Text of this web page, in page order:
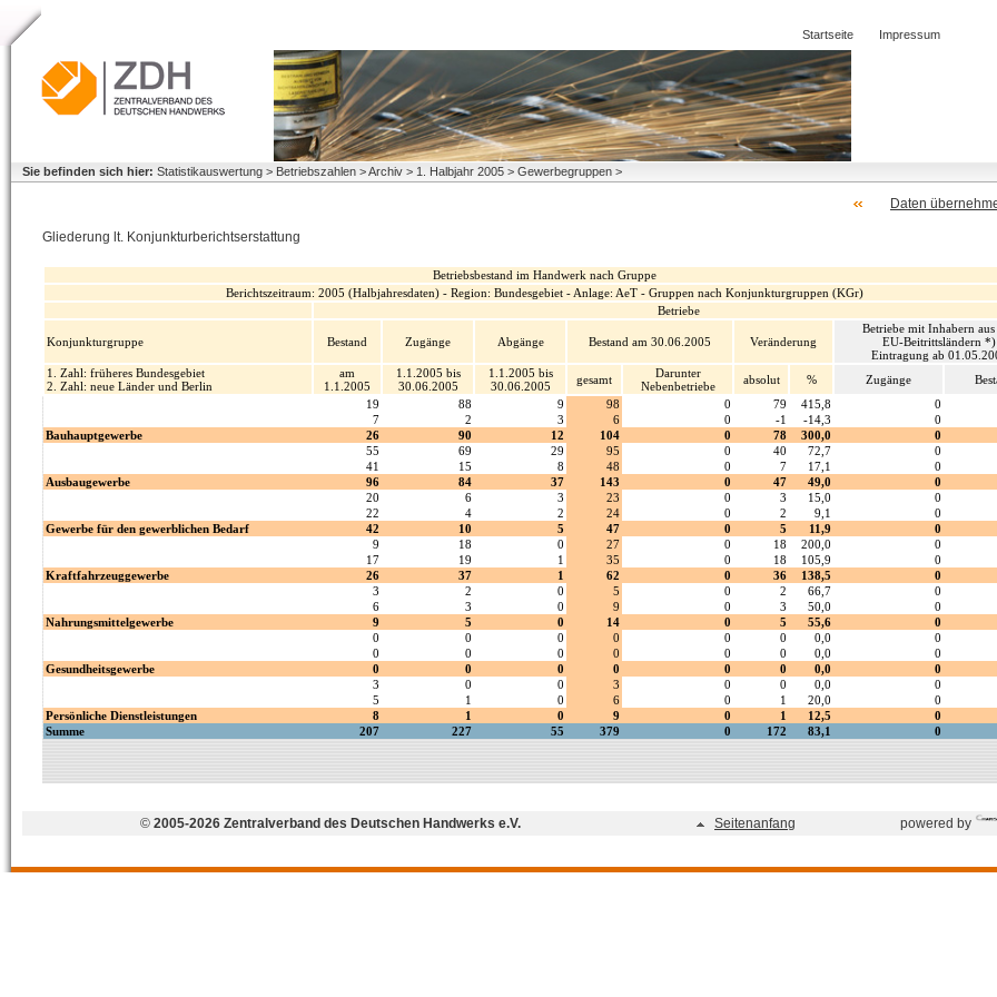
Startseite Impressum
Sie befinden sich hier: Statistikauswertung > Betriebszahlen > Archiv > 1. Halbjahr 2005 > Gewerbegruppen >
Daten
Gliederung lt. Konjunkturberichtserstattung
© 2005-2026 Zentralverband des Deutschen Handwerks e.V. Seitenanfang powered by